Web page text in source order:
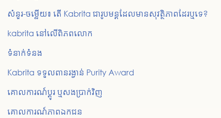
សំនួរ-ចម្លើយ៖ តើ Kabrita ជារូបមន្តដែលមានសុវត្ថិភាពដែរឬទេ?
kabrita នៅលើពិភពលោក
ទំនាក់ទំនង
Kabrita ទទួលពានរង្វាន់ Purity Award
គោលការណ៍ប្តូរ ឬសងប្រាក់វិញ
គោលការណ៍ភាពឯកជន